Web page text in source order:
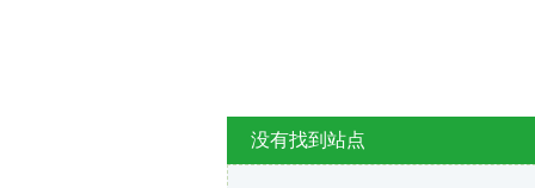
没有找到站点